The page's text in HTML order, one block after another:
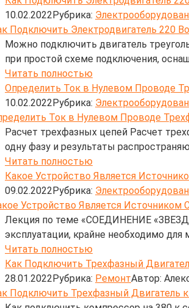
10.02.2022Рубрика:
Можно подключить двигатель
при простой схеме подключения,
Читать полностью
Определить Ток в Нулевом Проводе
10.02.2022Рубрика:
Расчет трехфазных цепей Расчет
одну фазу и результаты
Читать полностью
Какое Устройство Является
09.02.2022Рубрика:
Лекция по теме «СОЕДИНЕНИЕ
эксплуатации, крайне необходимо
Читать полностью
Как Подключить Трехфазный
28.01.2022Рубрика: РемонтАвтор: